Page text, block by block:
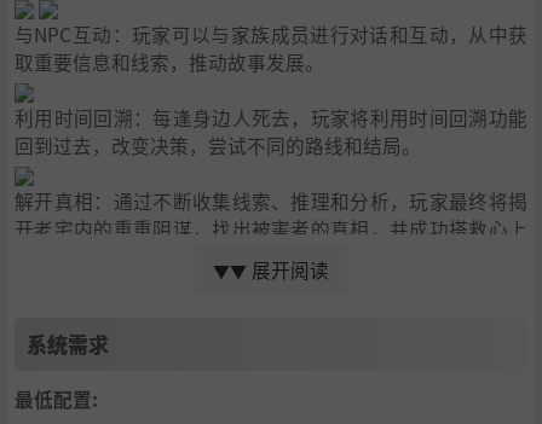
与NPC互动：玩家可以与家族成员进行对话和互动，从中获
取重要信息和线索，推动故事发展。
利用时间回溯：每逢身边人死去，玩家将利用时间回溯功能
回到过去，改变决策，尝试不同的路线和结局。
解开真相：通过不断收集线索、推理和分析，玩家最终将揭
开老宅内的重重阴谋，找出被害者的真相，并成功搭救心上
▼▼ 展开阅读
系统需求
最低配置: